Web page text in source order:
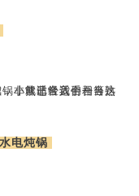
这样的厨房小白，简单方便，没有油烟四溅，非常适合入手一台。
电炖锅